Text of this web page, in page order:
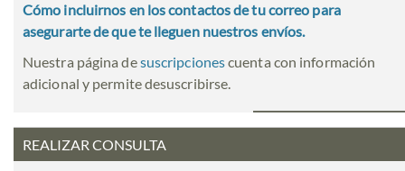
Cómo incluirnos en los contactos de tu correo para
asegurarte de que te lleguen nuestros envíos.
Nuestra página desuscripcionescuenta con información
adicional y permite desuscribirse.
REALIZAR CONSULTA